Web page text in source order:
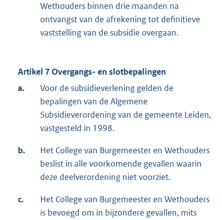
Wethouders binnen drie maanden na
ontvangst van de afrekening tot definitieve
vaststelling van de subsidie overgaan.
Artikel 7 Overgangs- en slotbepalingen
a.
Voor de subsidieverlening gelden de
bepalingen van de Algemene
Subsidieverordening van de gemeente Leiden,
vastgesteld in 1998.
b.
Het College van Burgemeester en Wethouders
beslist in alle voorkomende gevallen waarin
deze deelverordening niet voorziet.
c.
Het College van Burgemeester en Wethouders
is bevoegd om in bijzondere gevallen, mits